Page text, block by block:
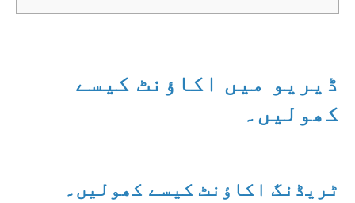
ڈیریو میں اکاؤنٹ کیسے
کھولیں۔
ٹریڈنگ اکاؤنٹ کیسے کھولیں۔